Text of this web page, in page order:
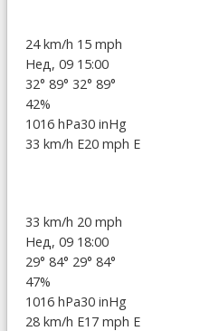
24 km/h 15 mph
Нед, 09 15:00
32° 89° 32° 89°
42%
1016 hPa30 inHg
33 km/h E20 mph E
33 km/h 20 mph
Нед, 09 18:00
29° 84° 29° 84°
47%
1016 hPa30 inHg
28 km/h E17 mph E